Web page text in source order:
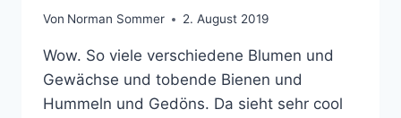
Von Norman Sommer 2. August 2019
Wow. So viele verschiedene Blumen und
Gewächse und tobende Bienen und
Hummeln und Gedöns. Da sieht sehr cool